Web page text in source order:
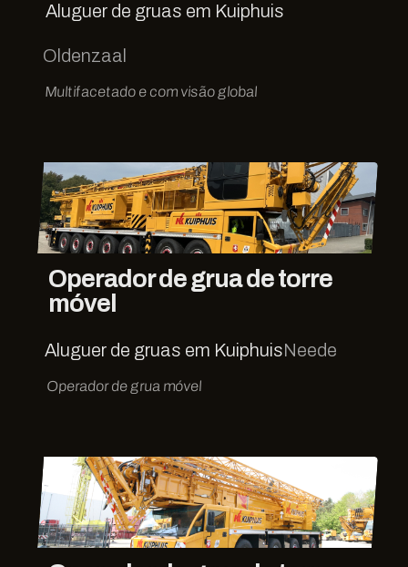
Aluguer de gruas em Kuiphuis
Oldenzaal
Multifacetado e com visão global
Operador de grua de torre
móvel
Aluguer de gruas em KuiphuisNeede
Operador de grua móvel